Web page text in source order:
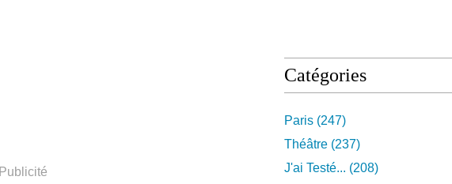
Publicité
Catégories
Paris (247)
Théâtre (237)
J'ai Testé... (208)